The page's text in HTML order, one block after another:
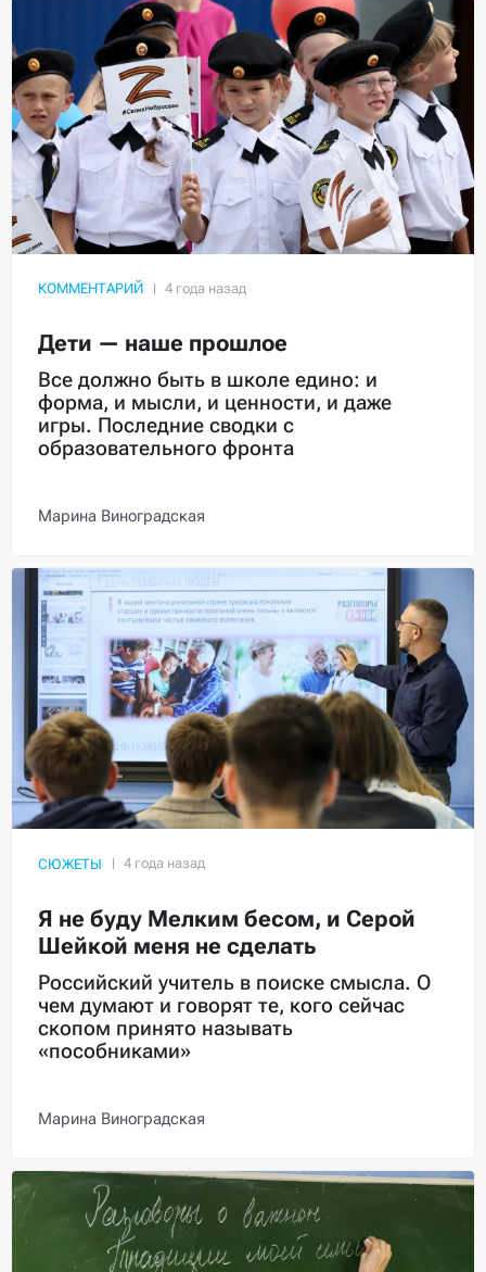
КОММЕНТАРИЙ
Дети — наше прошлое
Все должно быть в школе едино: и
форма, и мысли, и ценности, и даже
игры. Последние сводки с
образовательного фронта
Марина Виноградская
СЮЖЕТЫ
Я не буду Мелким бесом, и Серой
Шейкой меня не сделать
Российский учитель в поиске смысла. О
чем думают и говорят те, кого сейчас
скопом принято называть
«пособниками»
Марина Виноградская